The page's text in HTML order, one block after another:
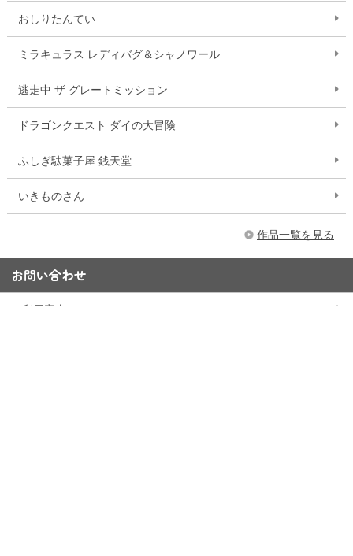
おしりたんてい
ミラキュラス レディバグ＆シャノワール
逃走中 ザ グレートミッション
ドラゴンクエスト ダイの大冒険
ふしぎ駄菓子屋 銭天堂
いきものさん
作品一覧を見る
お問い合わせ
ご利用案内